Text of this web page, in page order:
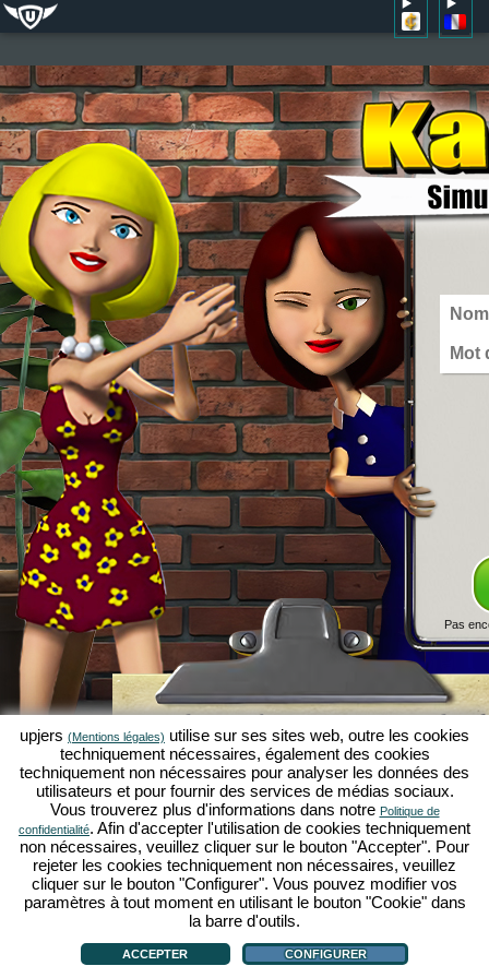
Pas
Simulation économique
jeux par navigateur d'upjers
Kapilands fait partie des meilleursjeux par
véritable jeu rétropour les fans de simulations
upjers, il a été élu "MMO of the Year" et
fans dejeux stratégiques en ligne. Ici, tu peux
économique en tant qu'entrepreneur et faire
simulations économiques!
upjers (Mentions légales) utilise sur ses sites web, outre les cookies
techniquement nécessaires, également des cookies
techniquement non nécessaires pour analyser les données des
utilisateurs et pour fournir des services de médias sociaux.
Vous trouverez plus d'informations dans notre Politique de
confidentialité. Afin d'accepter l'utilisation de cookies techniquement
non nécessaires, veuillez cliquer sur le bouton "Accepter". Pour
rejeter les cookies techniquement non nécessaires, veuillez
cliquer sur le bouton "Configurer". Vous pouvez modifier vos
paramètres à tout moment en utilisant le bouton "Cookie" dans
la barre d'outils.
ACCEPTER CONFIGURER